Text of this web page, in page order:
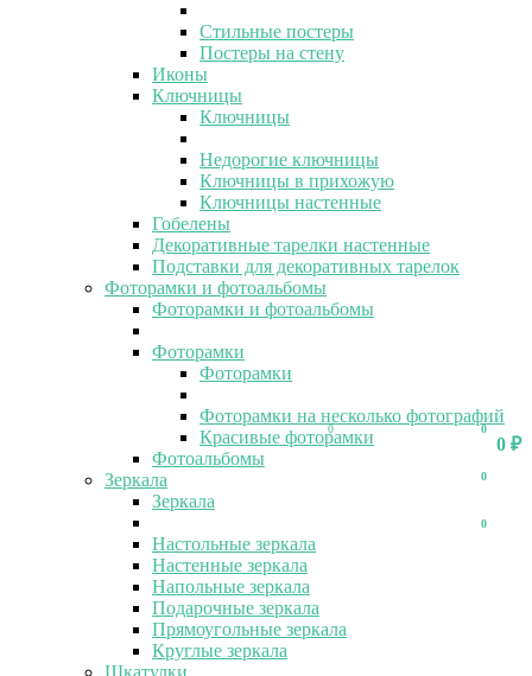
0
0 ₽
0
0
0
Стильные постеры
Постеры на стену
Иконы
Ключницы
Ключницы
Недорогие ключницы
Ключницы в прихожую
Ключницы настенные
Гобелены
Декоративные тарелки настенные
Подставки для декоративных тарелок
Фоторамки и фотоальбомы
Фоторамки и фотоальбомы
Фоторамки
Фоторамки
Фоторамки на несколько фотографий
Красивые фоторамки
Фотоальбомы
Зеркала
Зеркала
Настольные зеркала
Настенные зеркала
Напольные зеркала
Подарочные зеркала
Прямоугольные зеркала
Круглые зеркала
Шкатулки